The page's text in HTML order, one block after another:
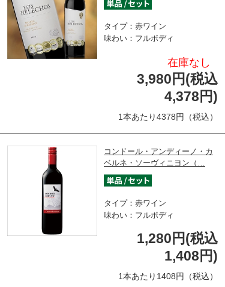
タイプ：赤ワイン
味わい：フルボディ
在庫なし
3,980円(税込
4,378円)
1本あたり4378円（税込）
コンドール・アンディーノ・カ
ベルネ・ソーヴィニヨン（…
タイプ：赤ワイン
味わい：フルボディ
1,280円(税込
1,408円)
1本あたり1408円（税込）